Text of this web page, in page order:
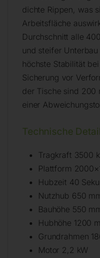
dichte Rippen, was
Arbeitsfläche
Durchschnitt alle
und steifer
höchste Stabilität
Sicherung vor
der Tische sind 200
einer
Technische
Tragkraft 3500
Plattform
Hubzeit 40
Nutzhub 650
Bauhöhe 550
Hubhöhe 1200
Grundrahmen
Motor 2,2 kW